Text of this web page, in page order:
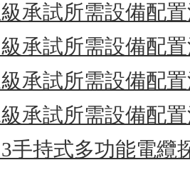
承試所需設備配
承試所需設備配
承試所需設備配
承試所需設備配
手持式多功能電纜